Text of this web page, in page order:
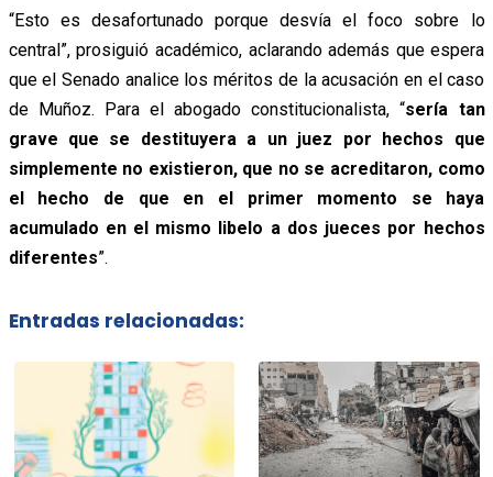
“Esto es desafortunado porque desvía el foco sobre lo
central”, prosiguió académico, aclarando además que espera
que el Senado analice los méritos de la acusación en el caso
de Muñoz. Para el abogado constitucionalista, “sería tan
grave que se destituyera a un juez por hechos que
simplemente no existieron, que no se acreditaron, como
el hecho de que en el primer momento se haya
acumulado en el mismo libelo a dos jueces por hechos
diferentes”.
Entradas relacionadas: